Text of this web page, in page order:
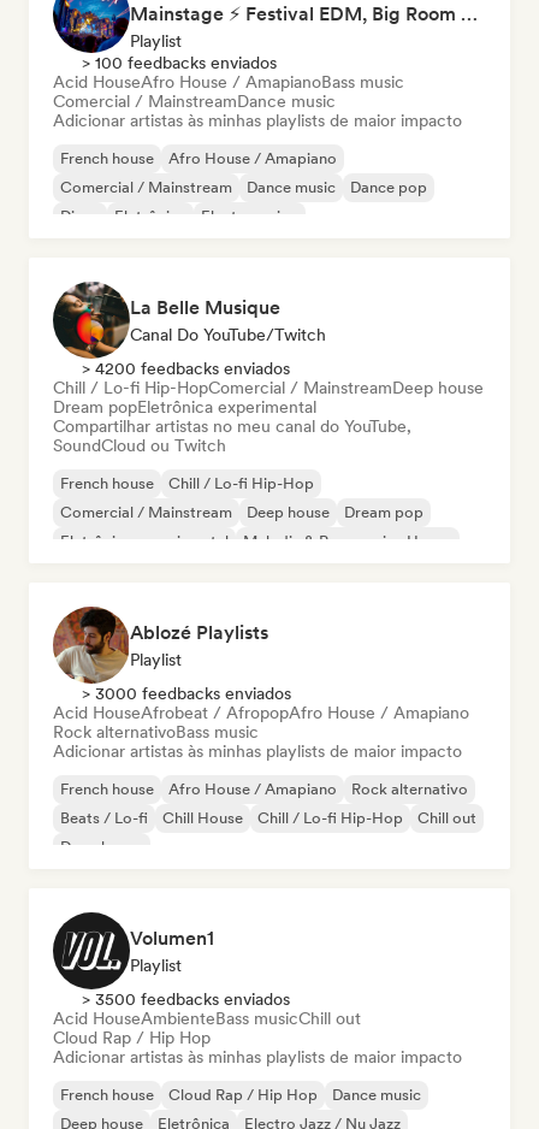
Mainstage ⚡ Festival EDM, Big Room & House Anthems
Playlist
> 100 feedbacks enviados
Acid HouseAfro House / AmapianoBass music
Comercial / MainstreamDance music
Adicionar artistas às minhas playlists de maior impacto
French house
Afro House / Amapiano
Comercial / Mainstream
Dance music
Dance pop
Disco
Eletrônica Electro swing
La Belle Musique
Canal Do YouTube/Twitch
> 4200 feedbacks enviados
Chill / Lo-fi Hip-HopComercial / MainstreamDeep house
Dream popEletrônica experimental
Compartilhar artistas no meu canal do YouTube,
SoundCloud ou Twitch
French house
Chill / Lo-fi Hip-Hop
Comercial / Mainstream
Deep house
Dream pop
Eletrônica experimental
Melodic & Progressive House
Ablozé Playlists
Playlist
> 3000 feedbacks enviados
Acid HouseAfrobeat / AfropopAfro House / Amapiano
Rock alternativoBass music
Adicionar artistas às minhas playlists de maior impacto
French house Afro House / Amapiano
Rock alternativo
Beats / Lo-fi
Chill House Chill / Lo-fi Hip-Hop
Chill out
Deep house
Volumen1
Playlist
> 3500 feedbacks enviados
Acid HouseAmbienteBass musicChill out
Cloud Rap / Hip Hop
Adicionar artistas às minhas playlists de maior impacto
French house Cloud Rap / Hip Hop
Dance music
Deep house
Eletrônica Electro Jazz / Nu Jazz